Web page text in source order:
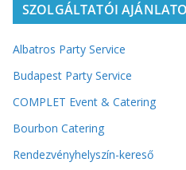
SZOLGÁLTATÓI
Albatros Party Service
Budapest Party Service
COMPLET Event & Catering
Bourbon Catering
Rendezvényhelyszín-kereső